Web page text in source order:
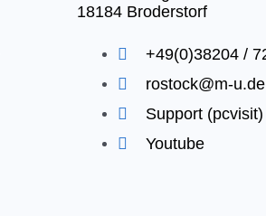
18184 Broderstorf
+49(0)38204 /
rostock@m-u.de
Support (pcvisit)
Youtube